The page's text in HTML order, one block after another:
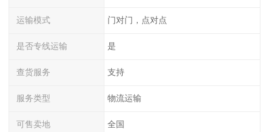
运输模式 门对门，点对点
是否专线运输 是
查货服务 支持
服务类型 物流运输
可售卖地 全国